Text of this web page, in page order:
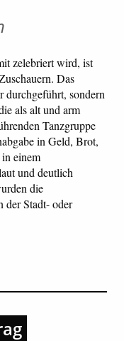
zelebriert wird, ist
Das
durchgeführt, sondern
als alt und arm
Tanzgruppe
in Geld, Brot,
einem
und deutlich
die
der Stadt- oder